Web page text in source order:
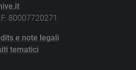
80007720271
e note legali
tematici